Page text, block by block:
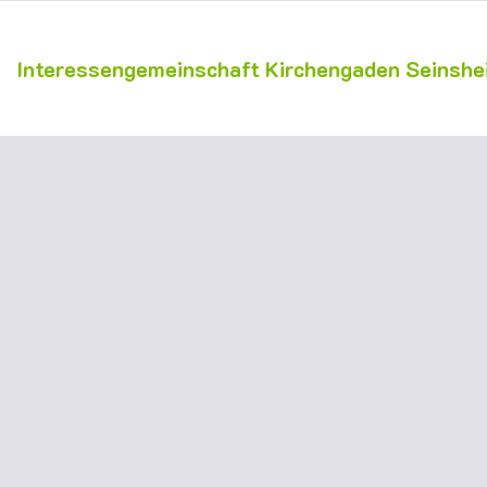
Interessengemeinschaft Kirchengaden